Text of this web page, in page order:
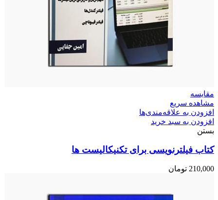
مقایسه
مشاهده سریع
افزودن به علاقه‌مندی‌ها
افزودن به سبد خرید
بستن
کتاب فیلترنویسی برای تکنیکالیست ها
210,000 تومان